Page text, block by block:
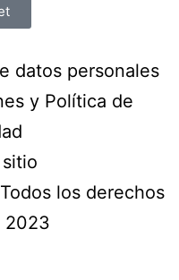
datos personales
y Política de
los derechos
2023